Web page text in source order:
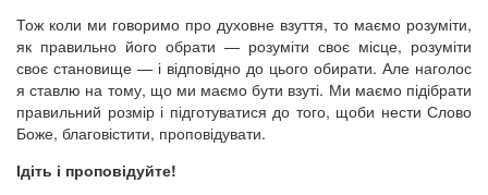
Тож коли ми говоримо про духовне взуття, то маємо розуміти,
як правильно його обрати — розуміти своє місце, розуміти
своє становище — і відповідно до цього обирати. Але наголос
я ставлю на тому, що ми маємо бути взуті. Ми маємо підібрати
правильний розмір і підготуватися до того, щоби нести Слово
Боже, благовістити, проповідувати.
Ідіть і проповідуйте!